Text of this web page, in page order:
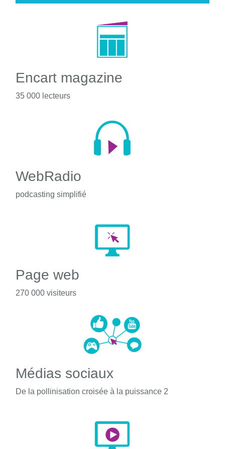
Encart magazine
35 000 lecteurs
WebRadio
podcasting simplifié
Page web
270 000 visiteurs
Médias sociaux
De la pollinisation croisée à la puissance 2